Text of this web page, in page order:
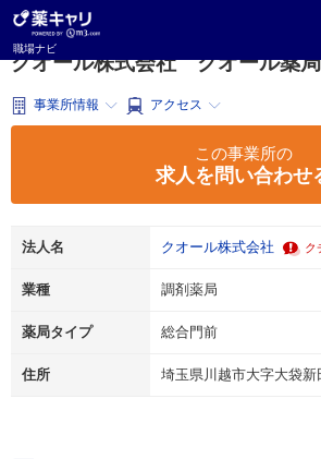
職場ナビ
薬キャリ 職場ナビ
クオール薬局 ユーカリ店
クオール株式会社 クオール薬
事業所情報 アクセス
この事業所の
求人を問い合わせ
法人名 クオール株式会社 ク
業種 調剤薬局
薬局タイプ 総合門前
住所 埼玉県川越市大字大袋新